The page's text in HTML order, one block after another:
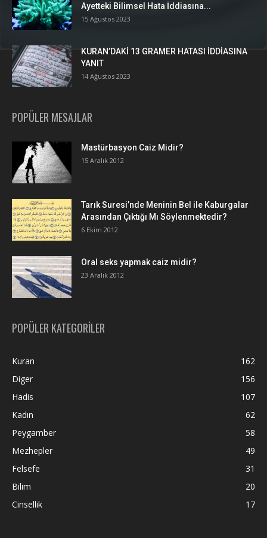
Ayetteki Bilimsel Hata İddiasına...
15 Ağustos 2023
KURAN’DAKİ 13 GRAMER HATASI İDDİASINA
YANIT
14 Ağustos 2023
POPÜLER MESAJLAR
Mastürbasyon Caiz Midir?
15 Aralık 2012
Tarık Suresi’nde Meninin Bel ile Kaburgalar
Arasından Çıktığı Mı Söylenmektedir?
6 Ekim 2012
Oral seks yapmak caiz midir?
23 Aralık 2012
POPÜLER KATEGORİLER
Kuran
162
Diger
156
Hadis
107
Kadın
62
Peygamber
58
Mezhepler
49
Felsefe
31
Bilim
20
Cinsellik
17